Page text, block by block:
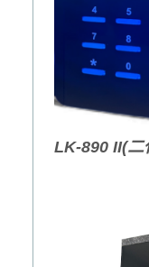
LK-890 II(二